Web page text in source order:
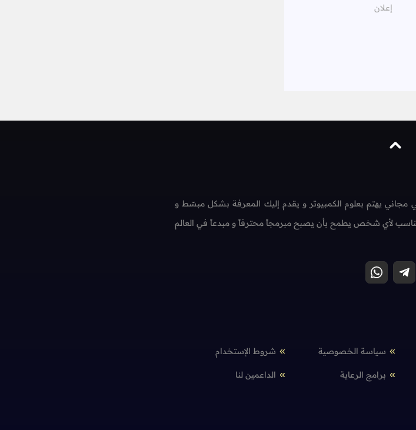
يهتم بعلوم الكمبيوتر و يقدم إليك المعرفة بشكل مبسّط و
لأي شخص يطمح بأن يصبح مبرمجاً محترفاً و مبدعاً في العالم
سياسة الخصوصية شروط الإستخدام
برامج الرعاية الداعمين لنا